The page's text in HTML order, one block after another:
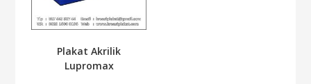
Plakat Akrilik
Lupromax